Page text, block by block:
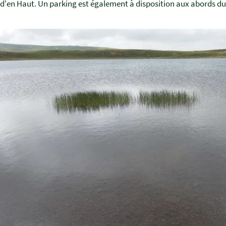
d'en Haut. Un parking est également à disposition aux abords